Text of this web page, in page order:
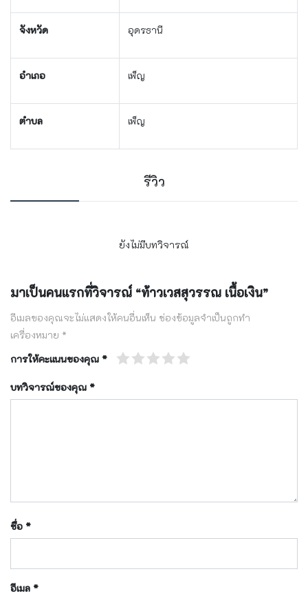
จังหวัด อุดรธานี
อำเภอ เพ็ญ
ตำบล เพ็ญ
รีวิว
ยังไม่มีบทวิจารณ์
มาเป็นคนแรกที่วิจารณ์ “ท้าวเวสสุวรรณ เนื้อเงิน”
อีเมลของคุณจะไม่แสดงให้คนอื่นเห็น ช่องข้อมูลจำเป็นถูกทำ
เครื่องหมาย *
การให้คะแนนของคุณ *
บทวิจารณ์ของคุณ *
ชื่อ *
อีเมล *